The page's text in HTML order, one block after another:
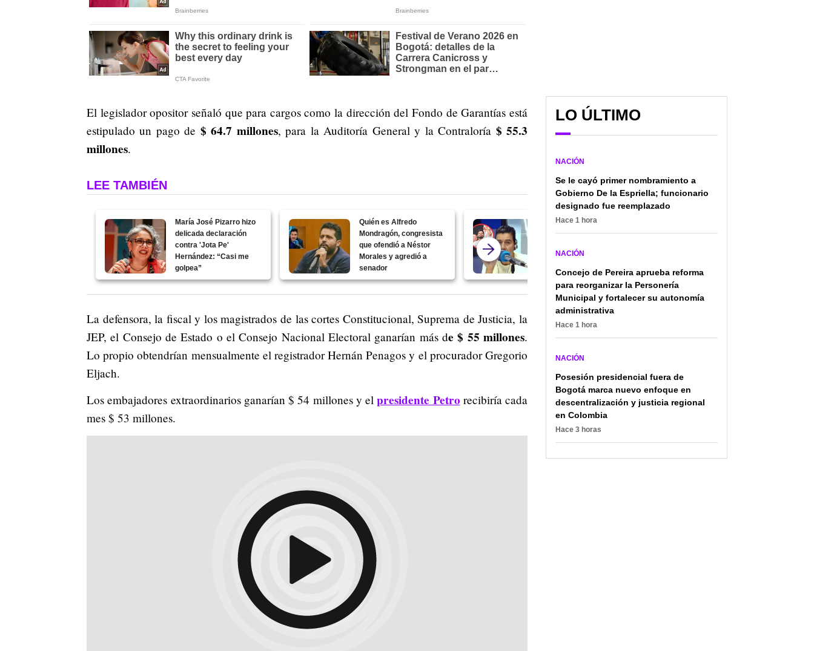
El legislador opositor señaló que para cargos como la dirección del Fondo de Garantías está
estipulado un pago de $ 64.7 millones, para la Auditoría General y la Contraloría $ 55.3
millones.
LEE TAMBIÉN
María José Pizarro hizo
delicada declaración
contra 'Jota Pe'
Hernández: “Casi me
golpea”
Quién es Alfredo
Mondragón, congresista
que ofendió a Néstor
Morales y agredió a
senador
Mondragón cayó bajo en
Blu y se metió con
Morales, que murió hace
10 años
La defensora, la fiscal y los magistrados de las cortes Constitucional, Suprema de Justicia, la
JEP, el Consejo de Estado o el Consejo Nacional Electoral ganarían más de $ 55 millones.
Lo propio obtendrían mensualmente el registrador Hernán Penagos y el procurador Gregorio
Eljach.
Los embajadores extraordinarios ganarían $ 54 millones y elpresidente Petro recibiría cada
mes $ 53 millones.
LO ÚLTIMO
NACIÓN
Se le cayó primer nombramiento a
Gobierno De la Espriella; funcionario
designado fue reemplazado
Hace 1 hora
NACIÓN
Concejo de Pereira aprueba reforma
para reorganizar la Personería
Municipal y fortalecer su autonomía
administrativa
Hace 1 hora
NACIÓN
Posesión presidencial fuera de
Bogotá marca nuevo enfoque en
descentralización y justicia regional
en Colombia
Hace 3 horas